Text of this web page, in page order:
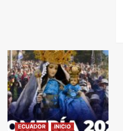
ECUADOR
INICIO